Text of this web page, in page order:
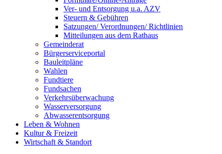
Ver- und Entsorgung u.a. AZV
Steuern & Gebühren
Satzungen/ Verordnungen/ Richtlinien
Mitteilungen aus dem Rathaus
Gemeinderat
Bürgerserviceportal
Bauleitpläne
Wahlen
Fundtiere
Fundsachen
Verkehrsüberwachung
Wasserversorgung
Abwasserentsorgung
Leben & Wohnen
Kultur & Freizeit
Wirtschaft & Standort